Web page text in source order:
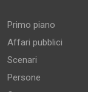
Primo piano
Affari pubblici
Scenari
Persone